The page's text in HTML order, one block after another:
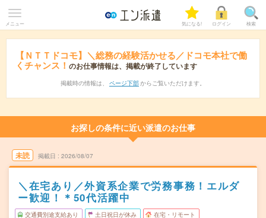
メニュー 気になる! ログイン 検索
【ＮＴＴドコモ】＼総務の経験活かせる／ドコモ本社で働
くチャンス！ のお仕事情報は、掲載が終了しています
掲載時の情報は、 ページ下部 からご覧いただけます。
お探しの条件に近い派遣のお仕事
未読 掲載日 2026/08/07
＼在宅あり／外資系企業で労務事務！エルダ
ー歓迎！＊50代活躍中
交通費別途支給あり 土日祝日が休み 在宅・リモート